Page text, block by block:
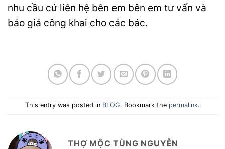
nhu cầu cứ liên hệ bên em bên em tư vấn và
báo giá công khai cho các bác.
This entry was posted in BLOG. Bookmark the permalink.
THỢ MỘC TÙNG NGUYỄN